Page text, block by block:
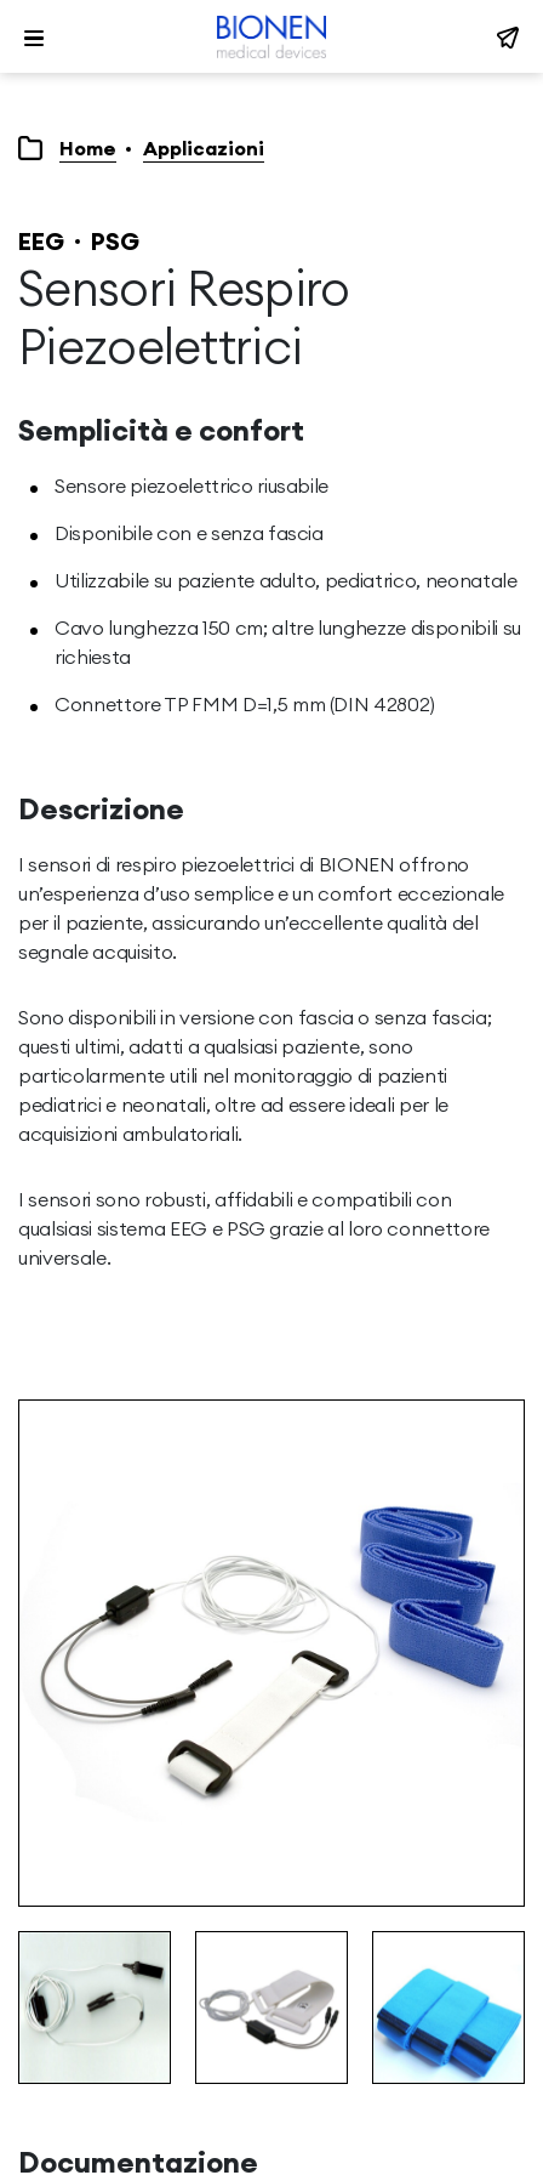
Home Applicazioni
EEG PSG
Sensori Respiro
Piezoelettrici
Semplicità e confort
Sensore piezoelettrico riusabile
Disponibile con e senza fascia
Utilizzabile su paziente adulto, pediatrico, neonatale
Cavo lunghezza 150 cm; altre lunghezze disponibili su
richiesta
Connettore TP FMM D=1,5 mm (DIN 42802)
Descrizione
I sensori di respiro piezoelettrici di BIONEN offrono
un’esperienza d’uso semplice e un comfort eccezionale
per il paziente, assicurando un’eccellente qualità del
segnale acquisito.
Sono disponibili in versione con fascia o senza fascia;
questi ultimi, adatti a qualsiasi paziente, sono
particolarmente utili nel monitoraggio di pazienti
pediatrici e neonatali, oltre ad essere ideali per le
acquisizioni ambulatoriali.
I sensori sono robusti, affidabili e compatibili con
qualsiasi sistema EEG e PSG grazie al loro connettore
universale.
Documentazione